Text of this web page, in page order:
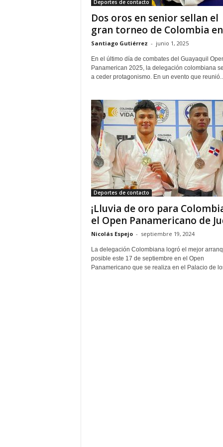
Deportes de contacto
Dos oros en senior sellan el
gran torneo de Colombia
Santiago Gutiérrez - junio 1, 2025
En el último día de combates del Guayaquil
Panamerican 2025, la delegación colombiana
a ceder protagonismo. En un evento que
Deportes de contacto
¡Lluvia de oro para
el Open Panamericano de
Nicolás Espejo - septiembre 19, 2024
La delegación Colombiana logró el mejor
posible este 17 de septiembre en el Open
Panamericano que se realiza en el Palacio de